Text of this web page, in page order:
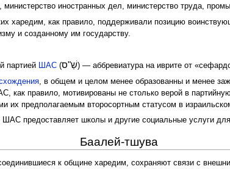
министерство иностранных дел, министерство труда,
харедим, как правило, поддерживали позицию
и созданному им государству.
партией ШАС (שַׁ"ס) — аббревиатура на иврите от
, в общем и целом менее образованны и менее
правило, мотивированы не столько верой в партийную
их предполагаемым второсортным статусом в
ШАС предоставляет школы и другие социальные услуги
Баалей-тшува
к общине харедим, сохраняют связи с